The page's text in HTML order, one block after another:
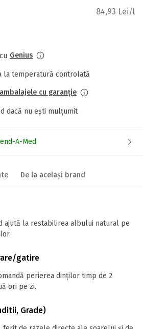
84,93 Lei/l
Genius
la temperatură controlată
ambalajele cu garanție
dacă nu ești mulțumit
A-Med
De la același brand
ajută la restabilirea albului natural pe
gatire
perierea dinților timp de 2
ori pe zi.
Grade)